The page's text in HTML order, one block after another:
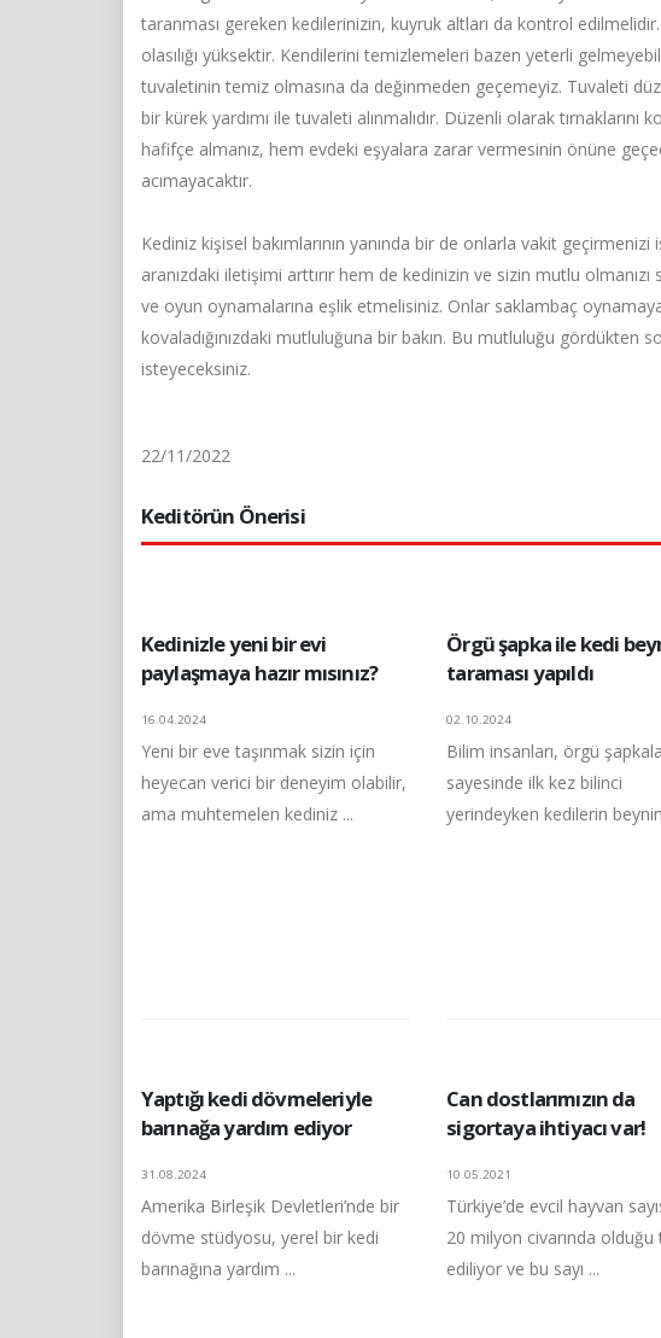
taranması gereken kedilerinizin, kuyruk altları da kontrol
olasılığı yüksektir. Kendilerini temizlemeleri bazen yeterli
tuvaletinin temiz olmasına da değinmeden geçemeyiz. Tuvaleti
bir kürek yardımı ile tuvaleti alınmalıdır. Düzenli olarak
hafifçe almanız, hem evdeki eşyalara zarar vermesinin önüne
acımayacaktır.
Kediniz kişisel bakımlarının yanında bir de onlarla vakit
aranızdaki iletişimi arttırır hem de kedinizin ve sizin mutlu
ve oyun oynamalarına eşlik etmelisiniz. Onlar saklambaç
kovaladığınızdaki mutluluğuna bir bakın. Bu mutluluğu gördükten
isteyeceksiniz.
22/11/2022
Keditörün Önerisi
Kedinizle yeni bir evi
paylaşmaya hazır mısınız?
16.04.2024
Yeni bir eve taşınmak sizin için
heyecan verici bir deneyim olabilir,
ama muhtemelen kediniz ...
Örgü şapka ile kedi
taraması yapıldı
02.10.2024
Bilim insanları, örgü
sayesinde ilk kez bilinci
yerindeyken kedilerin
Yaptığı kedi dövmeleriyle
barınağa yardım ediyor
31.08.2024
Amerika Birleşik Devletleri’nde bir
dövme stüdyosu, yerel bir kedi
barınağına yardım ...
Can dostlarımızın da
sigortaya ihtiyacı var!
10.05.2021
Türkiye’de evcil hayvan
20 milyon civarında olduğu
ediliyor ve bu sayı ...